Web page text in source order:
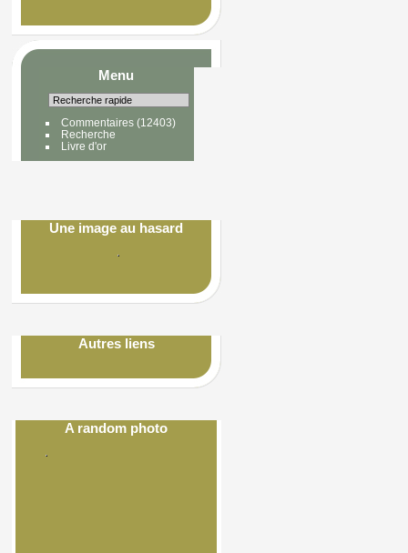
Menu
Commentaires(12403)
Recherche
Livre d'or
Une image au hasard
Autres liens
A random photo